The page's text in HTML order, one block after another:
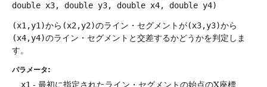
double x3, double y3, double x4, double y4)
(x1,y1)から (x2,y2)のライン・セグメントが(x3,y3)から
(x4,y4)のライン・セグメントと交差するかどうかを判定しま
す。
パラメータ:
x1 - 最初に指定されたライン・セグメントの始点のX座標